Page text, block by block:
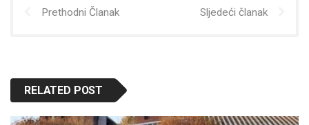
Prethodni Članak Sljedeći članak
RELATED POST